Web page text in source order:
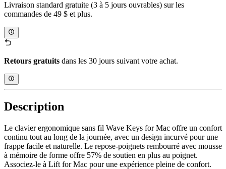
Livraison standard gratuite (3 à 5 jours ouvrables) sur les
commandes de 49 $ et plus.
Retours gratuits dans les 30 jours suivant votre achat.
Description
Le clavier ergonomique sans fil Wave Keys for Mac offre un confort
continu tout au long de la journée, avec un design incurvé pour une
frappe facile et naturelle. Le repose-poignets rembourré avec mousse
à mémoire de forme offre 57% de soutien en plus au poignet.
Associez-le à Lift for Mac pour une expérience pleine de confort.